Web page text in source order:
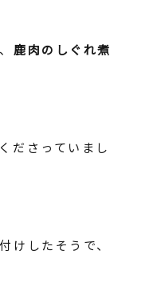
鹿肉のしぐれ煮
ださっていまし
けしたそうで、